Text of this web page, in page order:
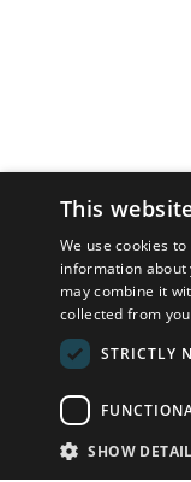
This
We use cookies
information about
may combine it
collected from
STRICTLY
SHOW